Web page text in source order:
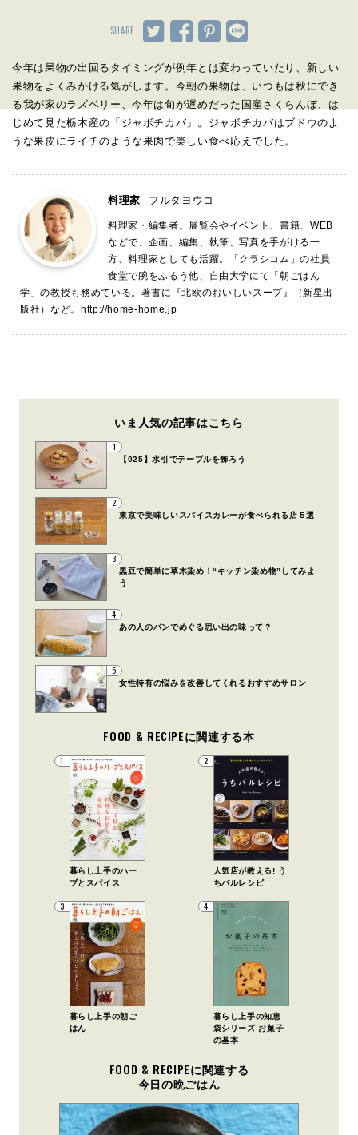
SHARE
今年は果物の出回るタイミングが例年とは変わっていたり、新しい
果物をよくみかける気がします。今朝の果物は、いつもは秋にでき
る我が家のラズベリー、今年は旬が遅めだった国産さくらんぼ、は
じめて見た栃木産の「ジャボチカバ」。ジャボチカバはブドウのよ
うな果皮にライチのような果肉で楽しい食べ応えでした。
料理家 フルタヨウコ
料理家・編集者。展覧会やイベント、書籍、WEB
などで、企画、編集、執筆、写真を手がける一
方、料理家としても活躍。「クラシコム」の社員
食堂で腕をふるう他、自由大学にて「朝ごはん
学」の教授も務めている。著書に『北欧のおいしいスープ』（新星出
版社）など。 http://home-home.jp
いま人気の記事はこちら
1
【025】水引でテーブルを飾ろう
2
東京で美味しいスパイスカレーが食べられる店５選
3
黒豆で簡単に草木染め！“キッチン染め物”してみよ
う
4
あの人のパンでめぐる思い出の味って？
5
女性特有の悩みを改善してくれるおすすめサロン
FOOD & RECIPEに関連する本
1
暮らし上手のハー
ブとスパイス
2
人気店が教える! う
ちバルレシピ
3
暮らし上手の朝ご
はん
4
暮らし上手の知恵
袋シリーズ お菓子
の基本
FOOD & RECIPEに関連する
今日の晩ごはん